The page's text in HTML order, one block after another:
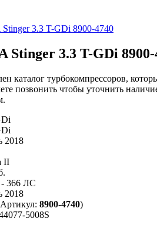
3.3 T-GDi 8900-4740
Stinger 3.3 T-GDi 8900-
каталог турбокомпрессоров,
позвонить чтобы уточнить
2018
II
366 ЛС
2018
8900-4740)
5008S